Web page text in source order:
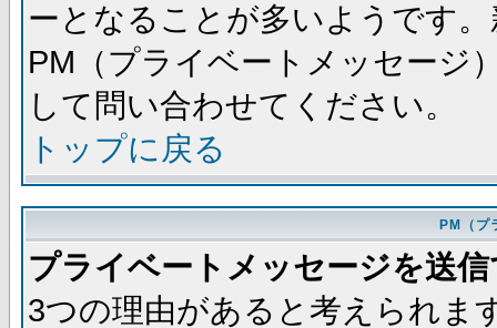
ーとなることが多いようです
PM（プライベートメッセージ
して問い合わせてください。
トップに戻る
PM（プ
プライベートメッセージを送
3つの理由があると考えられま